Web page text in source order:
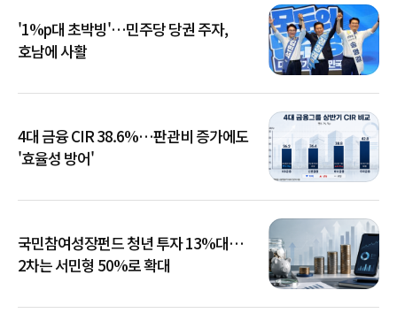
'1%p대 초박빙'…민주당 당권 주자,
호남에 사활
4대 금융 CIR 38.6%…판관비 증가에도
'효율성 방어'
국민참여성장펀드 청년 투자 13%대…
2차는 서민형 50%로 확대